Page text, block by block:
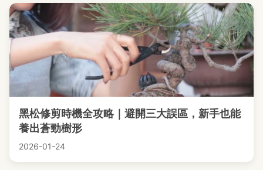
黑松修剪時機全攻略｜避開三大誤區，新手也能
養出蒼勁樹形
2026-01-24